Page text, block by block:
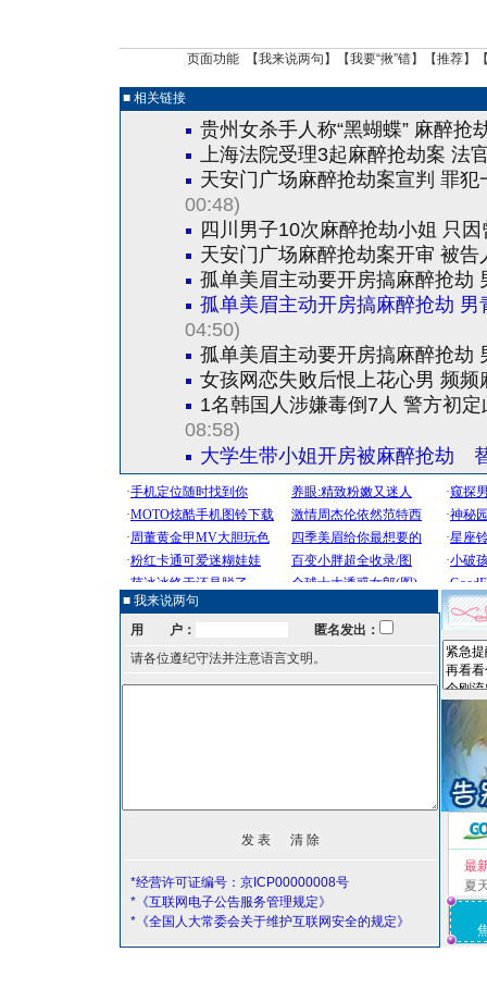
页面功能 【我来说两句 】【我要“揪”错】【推荐】
■ 相关链接
贵州女杀手人称“黑蝴蝶” 麻醉抢
上海法院受理3起麻醉抢劫案 法
天安门广场麻醉抢劫案宣判 罪犯
00:48)
四川男子10次麻醉抢劫小姐 只
天安门广场麻醉抢劫案开审 被告
孤单美眉主动要开房搞麻醉抢劫
孤单美眉主动开房搞麻醉抢劫 男
04:50)
孤单美眉主动要开房搞麻醉抢劫
女孩网恋失败后恨上花心男 频频
1名韩国人涉嫌毒倒7人 警方初
08:58)
大学生带小姐开房被麻醉抢劫
■ 我来说两句
用 户：
匿名发出：
请各位遵纪守法并注意语言文明。
*经营许可证编号：京ICP00000008号
*《互联网电子公告服务管理规定》
*《全国人大常委会关于维护互联网安全的规定》
最
夏